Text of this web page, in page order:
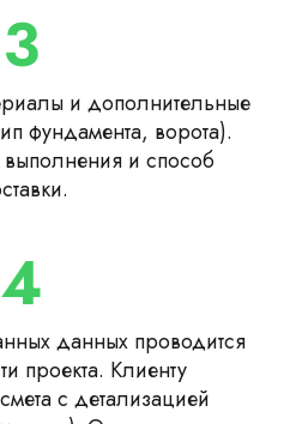
3
и дополнительные
фундамента, ворота).
выполнения и способ
4
данных проводится
проекта. Клиенту
с детализацией